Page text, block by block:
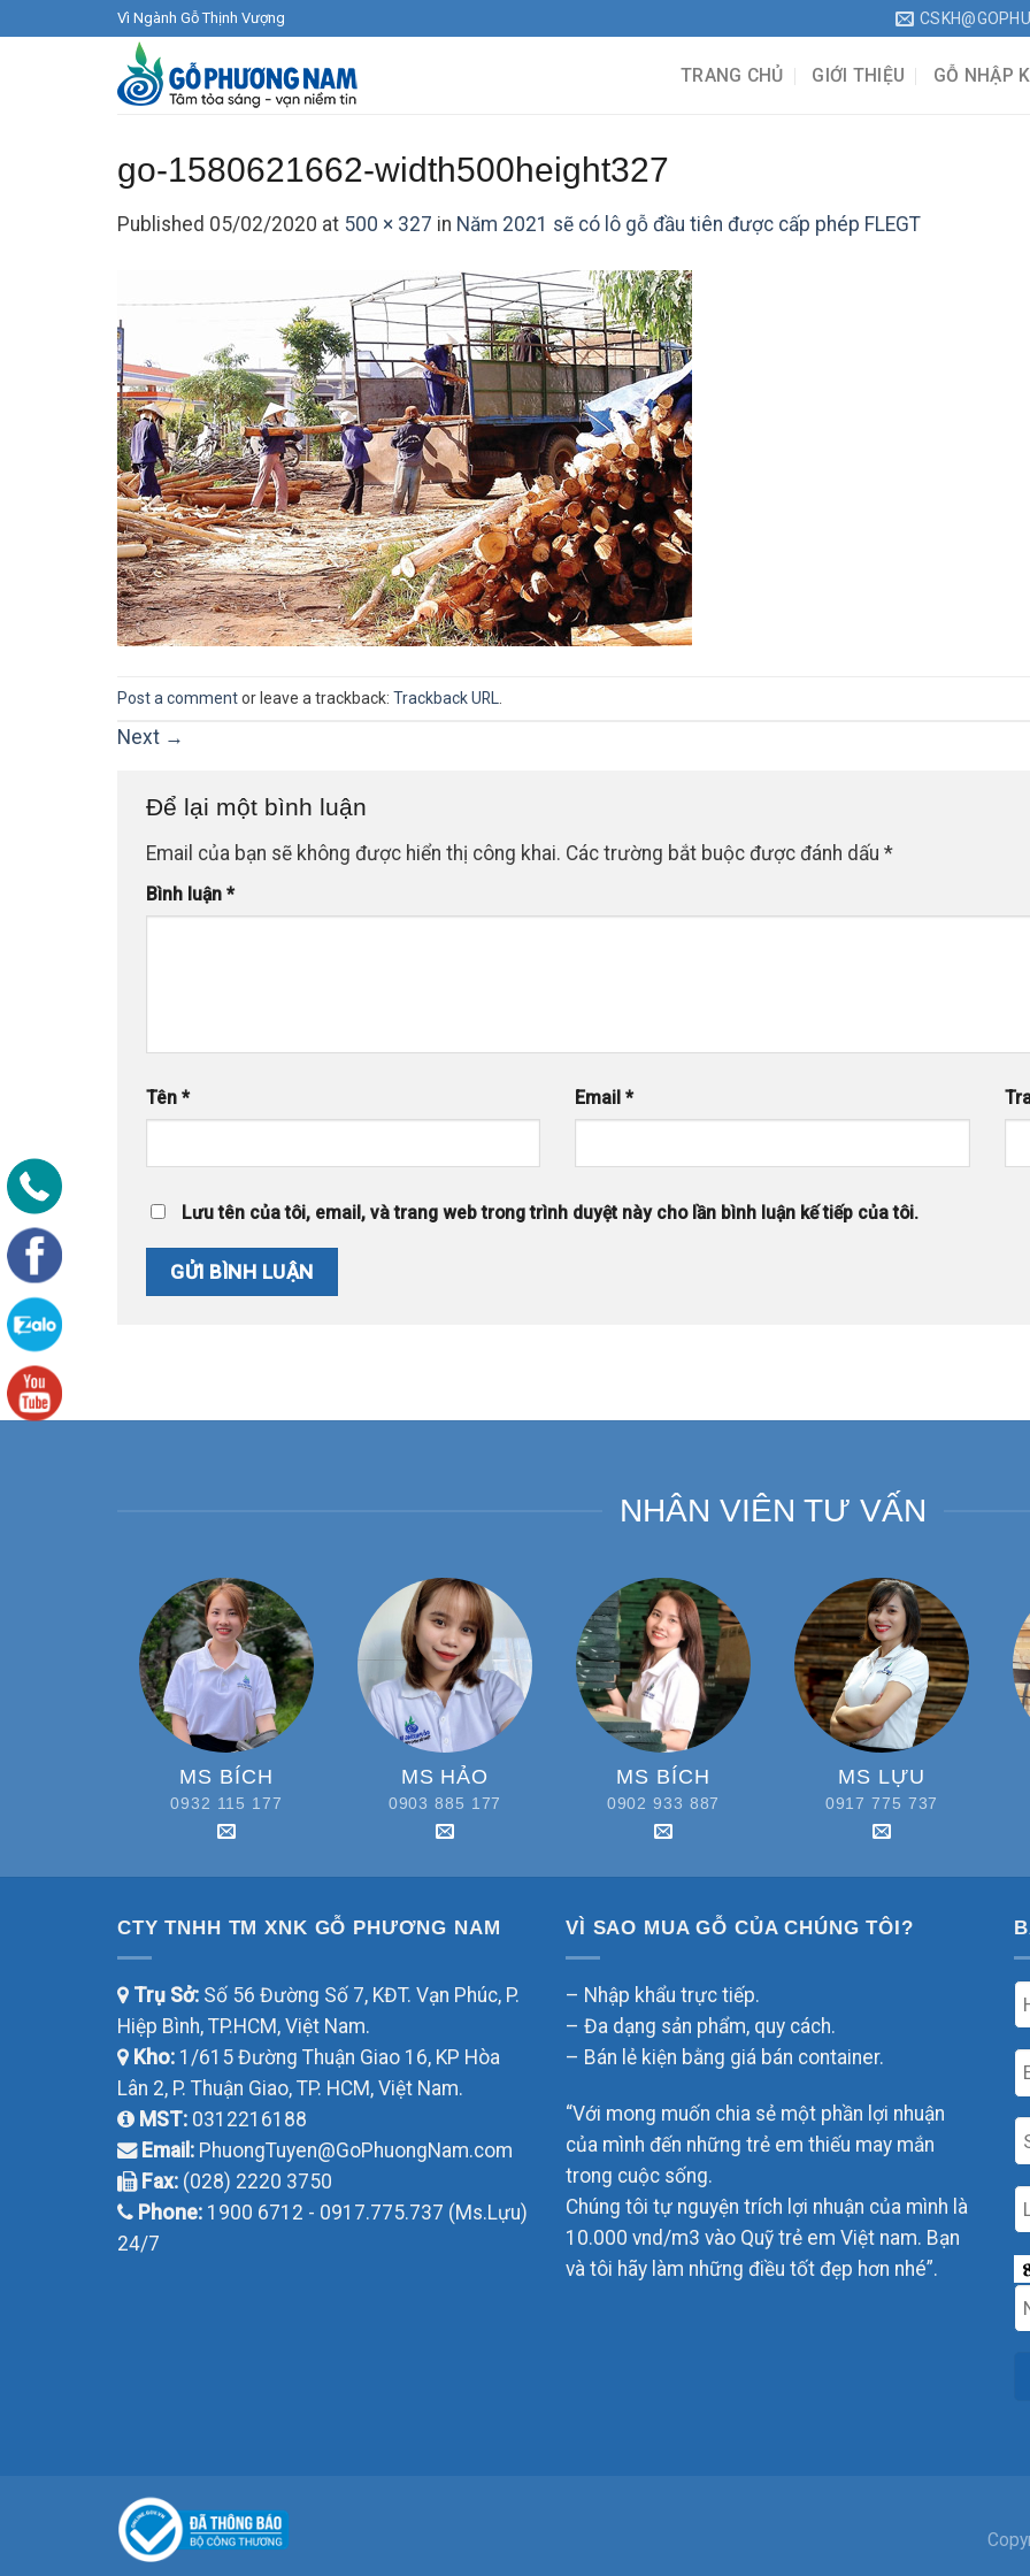
Vì Ngành Gỗ Thịnh Vượng
TRANG CHỦ GIỚI THIỆU GỖ NHẬP
go-1580621662-width500height327
Published 05/02/2020 at 500 × 327 in Năm 2021 sẽ có lô gỗ đầu tiên được cấp phép FLEGT
Post a commentor leave a trackback: Trackback URL
Next →
Để lại một bình luận
Email của bạn sẽ không được hiển thị công khai. Các trường bắt buộc được đánh dấu *
Bình luận *
Tên * Email*
Lưu tên của tôi, email, và trang web trong trình duyệt này cho lần bình luận kế tiếp của tôi.
NHÂN VIÊN TƯ VẤN
MS BÍCH
0932 115 177
MS HẢO
0903 885 177
MS BÍCH
0902 933 887
MS LỰU
0917 775 737
CTY TNHH TM XNK GỖ PHƯƠNG NAM
Trụ Sở: Số 56 Đường Số 7, KĐT. Vạn Phúc, P.
Hiệp Bình, TP.HCM, Việt Nam.
Kho: 1/615 Đường Thuận Giao 16, KP Hòa
Lân 2, P. Thuận Giao, TP. HCM, Việt Nam.
MST: 0312216188
Email: PhuongTuyen@GoPhuongNam.com
Fax: (028) 2220 3750
Phone: 1900 6712 - 0917.775.737 (Ms.Lựu)
24/7
VÌ SAO MUA GỖ CỦA CHÚNG TÔI?
– Nhập khẩu trực tiếp.
– Đa dạng sản phẩm, quy cách.
– Bán lẻ kiện bằng giá bán container.
“Với mong muốn chia sẻ một phần lợi nhuận
của mình đến những trẻ em thiếu may mắn
trong cuộc sống.
Chúng tôi tự nguyện trích lợi nhuận của mình là
10.000 vnd/m3 vào Quỹ trẻ em Việt nam. Bạn
và tôi hãy làm những điều tốt đẹp hơn nhé”.